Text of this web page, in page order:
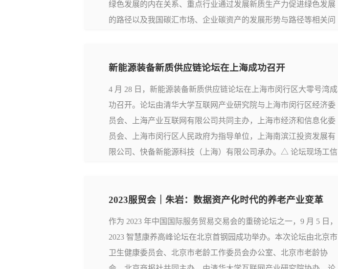
绿色发展的内在关系、重点行业通过发展新质生产力促进绿色发展
的路径以及我国碳汇市场、企业碳资产的发展形势与路径等相关问
新能源装备新质供应链论坛在上海成功召开
4 月 28 日，新能源装备新质供应链论坛在上海市闵行区大零号湾成
功召开。论坛由清华大学互联网产业研究院与上海市闵行区经济委
员会、上海产业互联网有限公司共同主办，上海市经济和信息化委
员会、上海市闵行区人民政府为指导单位，上海南滨江投资发展有
限公司、快备新能源科技（上海）有限公司承办。△ 论坛现场工信
2023服贸会｜朱岩：数据资产化时代的养老产业变革
作为 2023 年中国国际服务贸易交易会的重磅论坛之一，9 月 5 日，
2023 智慧康养高峰论坛在北京首钢园成功举办。本次论坛由北京市
卫生健康委员会、北京市老龄工作委员会办公室、北京市老龄协